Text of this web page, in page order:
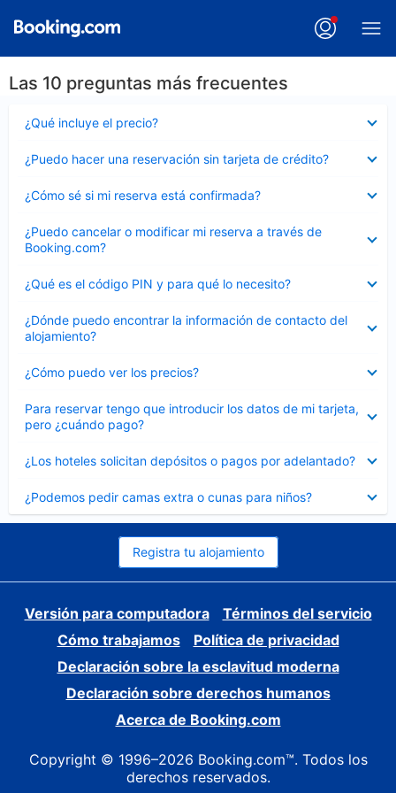
Las 10 preguntas más frecuentes
¿Qué incluye el precio?
cerrado
¿Puedo hacer una reservación sin tarjeta de crédito?
cerrado
¿Cómo sé si mi reserva está confirmada?
cerrado
¿Puedo cancelar o modificar mi reserva a través de
Booking.com?
cerrado
¿Qué es el código PIN y para qué lo necesito?
cerrado
¿Dónde puedo encontrar la información de contacto del
alojamiento?
cerrado
¿Cómo puedo ver los precios?
cerrado
Para reservar tengo que introducir los datos de mi tarjeta,
pero ¿cuándo pago?
cerrado
¿Los hoteles solicitan depósitos o pagos por adelantado?
cerrado
¿Podemos pedir camas extra o cunas para niños?
cerrado
Registra tu alojamiento
Versión para computadora
Términos del servicio
Cómo trabajamos
Política de privacidad
Declaración sobre la esclavitud moderna
Declaración sobre derechos humanos
Acerca de Booking.com
Copyright © 1996–2026 Booking.com™. Todos los
derechos reservados.